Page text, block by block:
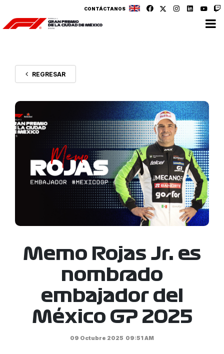
CONTÁCTANOS
REGRESAR
Memo Rojas Jr. es
nombrado
embajador del
México GP 2025
09 Octubre 2025 09:51 AM